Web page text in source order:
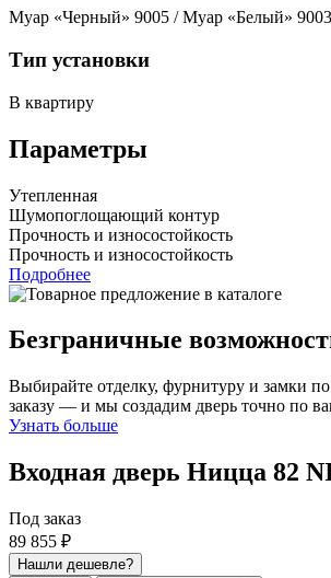
Муар «Черный» 9005 / Муар «Белый» 9003
Тип установки
В квартиру
Параметры
Утепленная
Шумопоглощающий контур
Прочность и износостойкость
Прочность и износостойкость
Подробнее
Безграничные
Выбирайте отделку, фурнитуру и замки
заказу — и мы создадим дверь точно по
Узнать больше
Входная дверь Ницца 82
Под заказ
89 855 ₽
Нашли дешевле?